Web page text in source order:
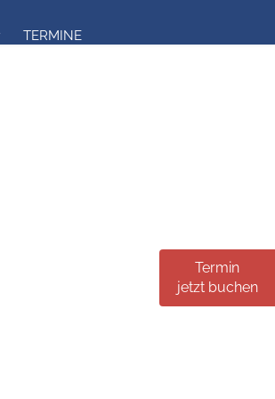
TERMINE
Termin
jetzt buchen